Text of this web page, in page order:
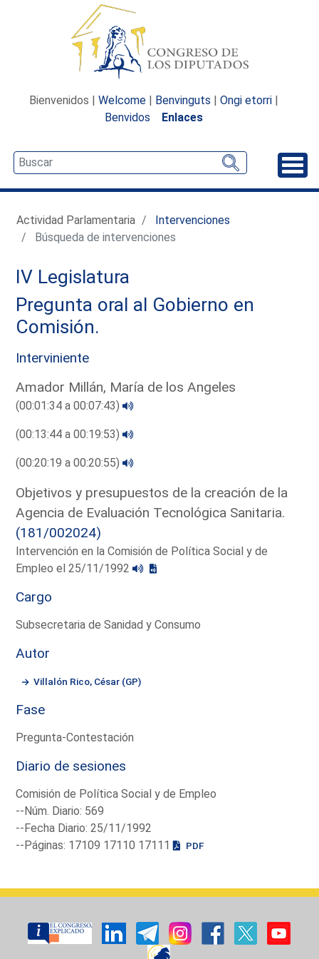
Bienvenidos | Welcome | Benvinguts | Ongi etorri |
Benvidos
Enlaces
Actividad Parlamentaria
Intervenciones
Búsqueda de intervenciones
IV Legislatura
Pregunta oral al Gobierno en
Comisión.
Interviniente
Amador Millán, María de los Angeles
(00:01:34 a 00:07:43)
(00:13:44 a 00:19:53)
(00:20:19 a 00:20:55)
Objetivos y presupuestos de la creación de la
Agencia de Evaluación Tecnológica Sanitaria.
(181/002024)
Intervención en la Comisión de Política Social y de
Empleo el 25/11/1992
Cargo
Subsecretaria de Sanidad y Consumo
Autor
Villalón Rico, César (GP)
Fase
Pregunta-Contestación
Diario de sesiones
Comisión de Política Social y de Empleo
--Núm. Diario: 569
--Fecha Diario: 25/11/1992
--Páginas: 17109 17110 17111
PDF